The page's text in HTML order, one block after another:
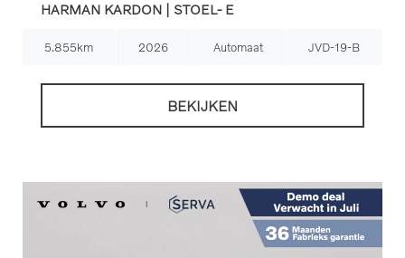
HARMAN KARDON | STOEL- E
5.855km 2026 Automaat JVD-19-B
BEKIJKEN